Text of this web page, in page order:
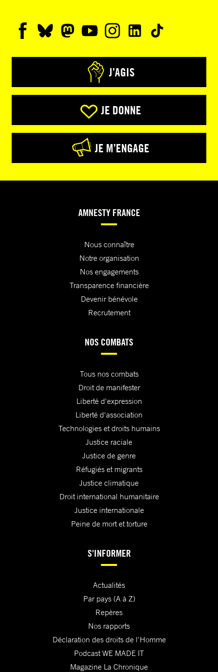
J’AGIS
JE DONNE
JE M’ENGAGE
AMNESTY FRANCE
Nous connaître
Notre organisation
Nos engagements
Transparence financière
Devenir bénévole
Recrutement
NOS COMBATS
Tous nos combats
Droit de manifester
Liberté d'expression
Liberté d'association
Technologies et droits humains
Justice raciale
Justice de genre
Réfugiés et migrants
Justice climatique
Droit international humanitaire
Justice internationale
Peine de mort et torture
S'INFORMER
Actualités
Par pays (A à Z)
Repères
Nos rapports
Déclaration des droits de l'Homme
Podcast WE MADE IT
Magazine La Chronique